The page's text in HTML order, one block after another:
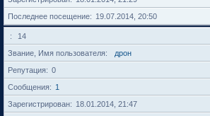
Последнее посещение
19.07.2014, 20:50
14
Звание, Имя пользователя
дрон
Репутация
0
Сообщения
1
Зарегистрирован
18.01.2014, 21:47